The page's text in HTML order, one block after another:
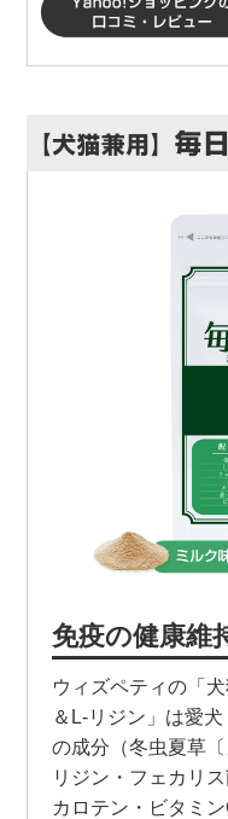
免疫の健康維
ウィズペティの「
＆L-リジン」は愛
の成分（冬虫夏草
リジン・フェカリ
カロテン・ビタミ